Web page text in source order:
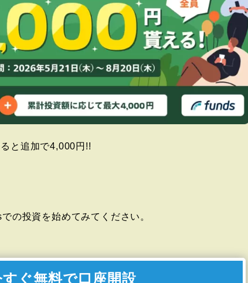
と追加で4,000円!!
の投資を始めてみてください。
すぐ無料で口座開設